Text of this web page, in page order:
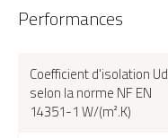
Performances
Coefficient d'isolation Ud
selon la norme NF EN
14351-1 W/(m².K)